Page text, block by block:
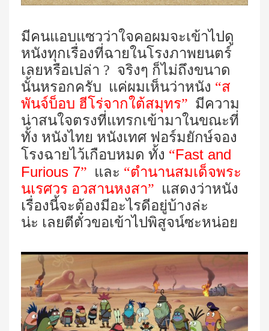
มีคนแอบแซวว่าใจคอผมจะเข้าไปดู
หนังทุกเรื่องที่ฉายในโรงภาพยนตร์
เลยหรือเปล่า ? จริงๆ ก็ไม่ถึงขนาด
นั้นหรอกครับ แค่ผมเห็นว่าหนัง “ส
พันจ์บ็อบ ฮีโร่จากใต้สมุทร” มีความ
น่าสนใจตรงที่แทรกเข้ามาในขณะที่
ทั้ง หนังไทย หนังเทศ ฟอร์มยักษ์จอง
โรงฉายไว้เกือบหมด ทั้ง “Fast and
Furious 7” และ “ตำนานสมเด็จพระ
นเรศวร อวสานหงสา” แสดงว่าหนัง
เรื่องนี้จะต้องมีอะไรดีอยู่บ้างล่ะ
น่ะ เลยตีตั๋วขอเข้าไปพิสูจน์ซะหน่อย